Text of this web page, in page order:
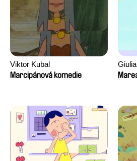
Viktor Kubal
Marcipánová komedie